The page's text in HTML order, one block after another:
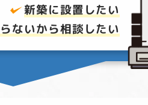
新築に設置したい
ないから相談したい